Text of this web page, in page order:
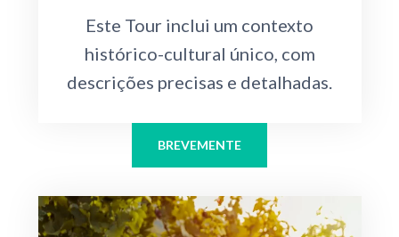
Este Tour inclui um contexto
histórico-cultural único, com
descrições precisas e detalhadas.
BREVEMENTE